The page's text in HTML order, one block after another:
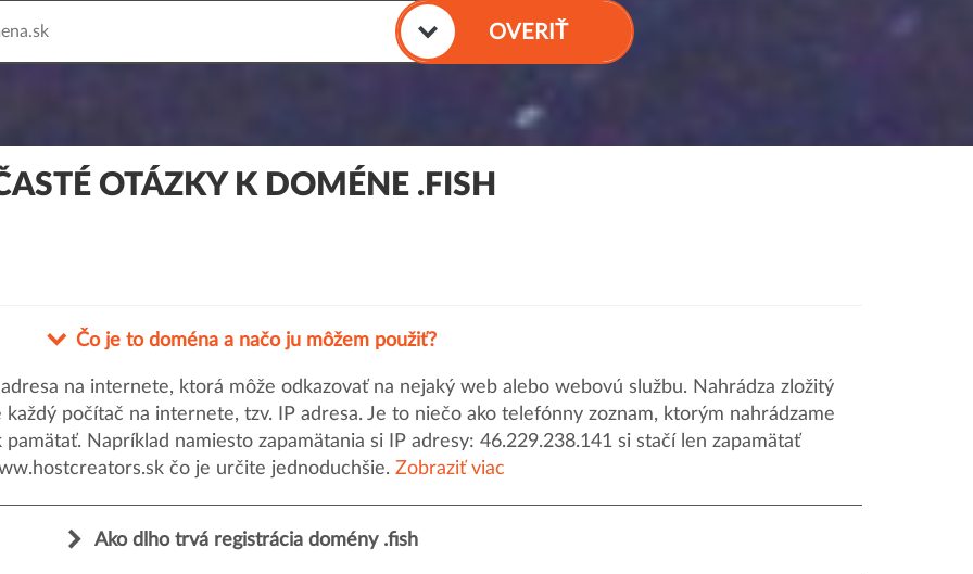
OVERIŤ
OTÁZKY K DOMÉNE .FISH
Čo je to doména a načo ju môžem použiť?
na internete, ktorá môže odkazovať na nejaký web alebo webovú službu. Nahrádza zložitý
počítač na internete, tzv. IP adresa. Je to niečo ako telefónny zoznam, ktorým nahrádzame
Napríklad namiesto zapamätania si IP adresy: 46.229.238.141 si stačí len zapamätať
čo je určite jednoduchšie. Zobraziť viac
Ako dlho trvá registrácia domény .fish